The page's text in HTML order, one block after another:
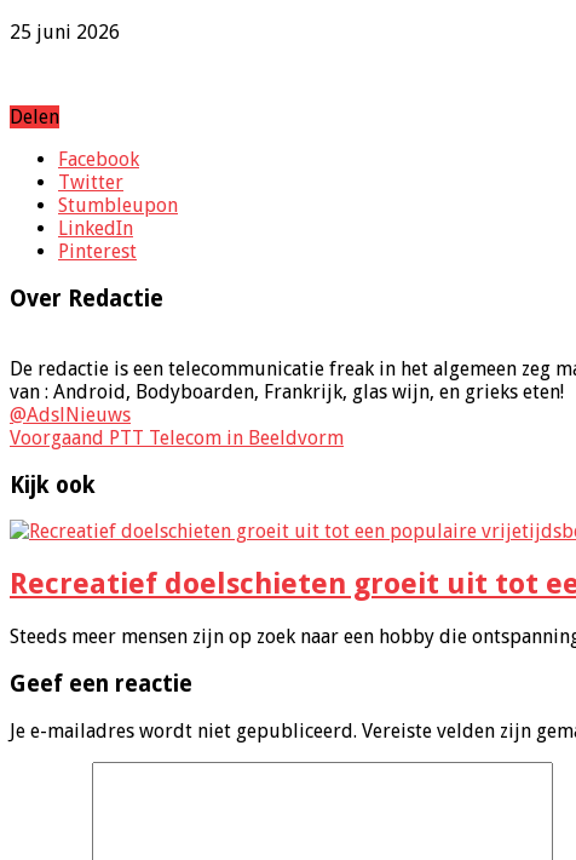
25 juni 2026
Delen
Facebook
Twitter
Stumbleupon
LinkedIn
Pinterest
Over Redactie
De redactie is een telecommunicatie freak in het algemeen zeg
van : Android, Bodyboarden, Frankrijk, glas wijn, en grieks eten!
@AdslNieuws
Voorgaand PTT Telecom in Beeldvorm
Kijk ook
Recreatief doelschieten groeit uit tot
Steeds meer mensen zijn op zoek naar een hobby die
Geef een reactie
Je e-mailadres wordt niet gepubliceerd. Vereiste velden zijn